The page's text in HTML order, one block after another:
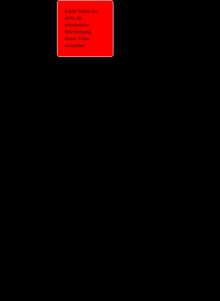
Leider haben Sie
nicht die
erforderliche
Berechtigung,
dieses Video
anzusehen.